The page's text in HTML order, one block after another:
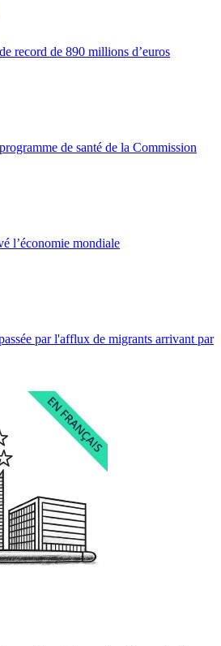
record de 890 millions d’euros
de santé de la Commission
l’économie mondiale
par l'afflux de migrants arrivant par